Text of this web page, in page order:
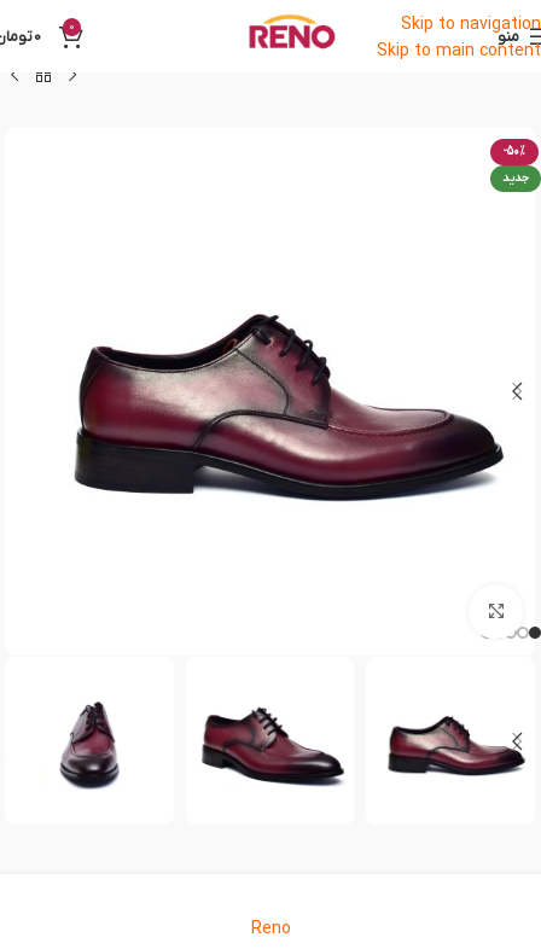
Skip to navigation
Skip to main content
منو 0
0
-50%
جدید
Reno